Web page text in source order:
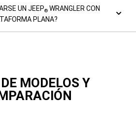
UN JEEP® WRANGLER CON
PLANA?
MODELOS Y